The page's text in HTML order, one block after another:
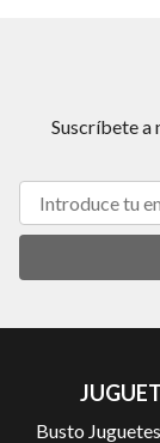
Suscríbete a
Busto